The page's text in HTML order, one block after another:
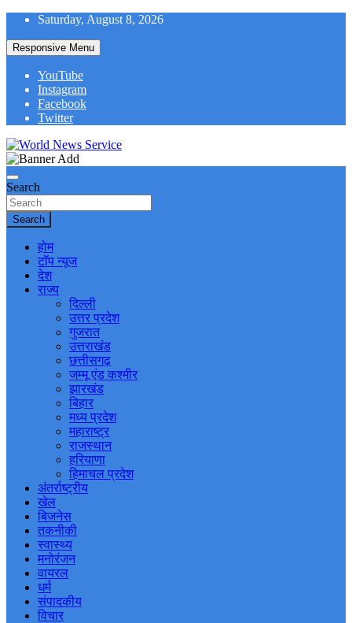
Skip
content
Saturday, August 8, 2026
Responsive Menu
YouTube
Instagram
Facebook
Twitter
World News Service
Search
Search
होम
टॉप न्यूज
देश
राज्य
दिल्ली
उत्तर प्रदेश
गुजरात
उत्तराखंड
छत्तीसगढ़
जम्मू एंड कश्मीर
झारखंड
बिहार
मध्य प्रदेश
महाराष्ट्र
राजस्थान
हरियाणा
हिमाचल प्रदेश
अंतर्राष्ट्रीय
खेल
बिजनेस
तकनीकी
स्वास्थ्य
मनोरंजन
वायरल
धर्म
संपादकीय
विचार